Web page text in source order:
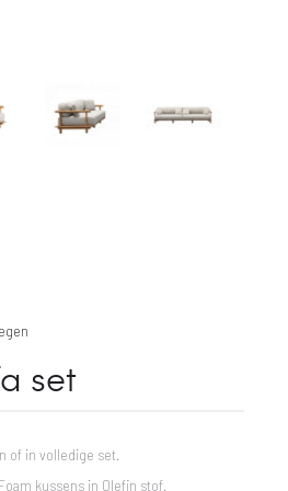
set
of in volledige set.
kussens in Olefin stof.